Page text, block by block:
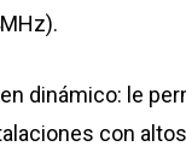
dinámico: le
con